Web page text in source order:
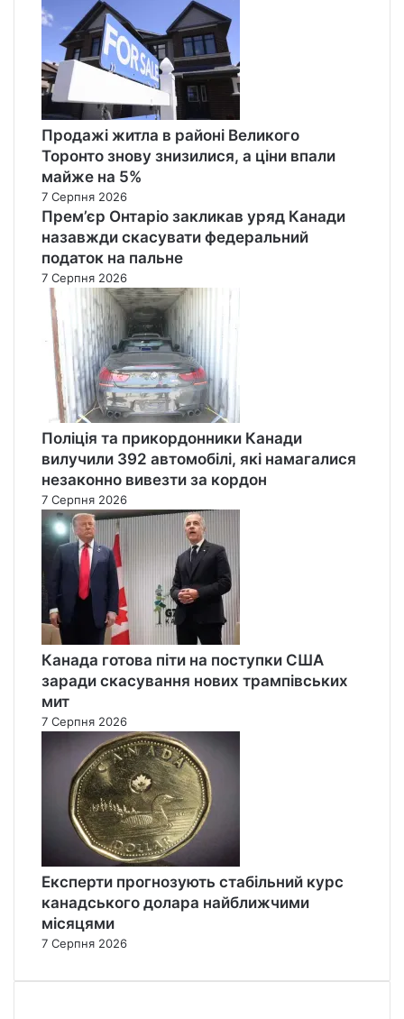
Продажі житла в районі Великого
Торонто знову знизилися, а ціни впали
майже на 5%
7 Серпня 2026
Прем’єр Онтаріо закликав уряд Канади
назавжди скасувати федеральний
податок на пальне
7 Серпня 2026
Поліція та прикордонники Канади
вилучили 392 автомобілі, які намагалися
незаконно вивезти за кордон
7 Серпня 2026
Канада готова піти на поступки США
заради скасування нових трампівських
мит
7 Серпня 2026
Експерти прогнозують стабільний курс
канадського долара найближчими
місяцями
7 Серпня 2026